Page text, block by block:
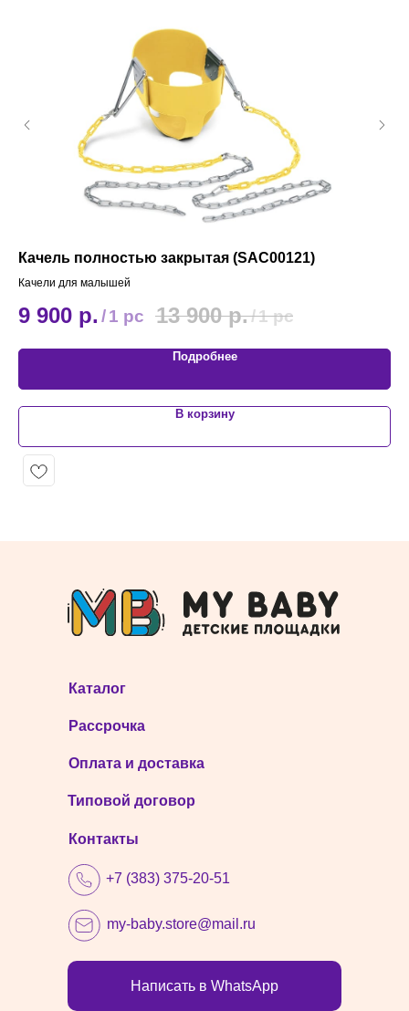
Качель полностью закрытая (SAC00121)
Качели для малышей
9 900 р. /1 pc 13 900 р./1 pc
Подробнее
В корзину
Каталог
Контакты
+7 (383) 375-20-51
my-baby.store@mail.ru
Рассрочка
Оплата и доставка
Написать в WhatsApp
Типовой договор